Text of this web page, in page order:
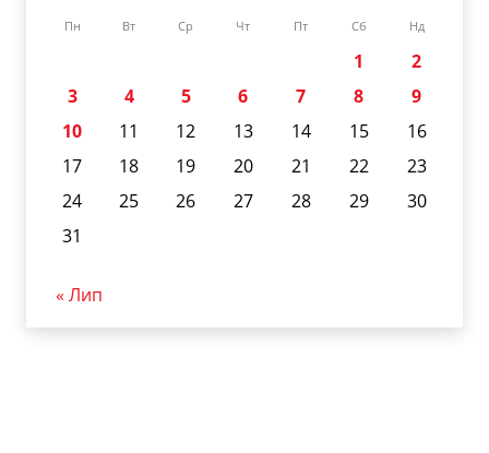
Пн Вт Ср Чт Пт Сб Нд
1
2
3
4 5 6 7 8
9
10
11 12 13 14 15
16
17
18 19 20 21 22
23
24
25 26 27 28 29
30
31
« Лип